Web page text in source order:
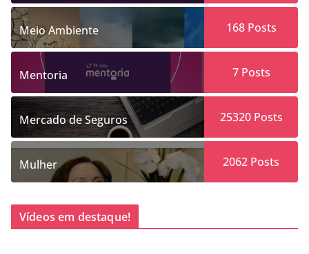
Meio Ambiente 168Posts
Mentoria 7Posts
Mercado de Seguros 25320Posts
Mulher 2062 Posts
Vídeos em destaque!